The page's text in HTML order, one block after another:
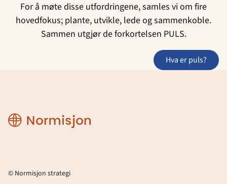
For å møte disse utfordringene, samles vi om fire
hovedfokus; plante, utvikle, lede og sammenkoble.
Sammen utgjør de forkortelsen PULS.
hva er puls?
Normisjon
strategi
© Normisjon strategi